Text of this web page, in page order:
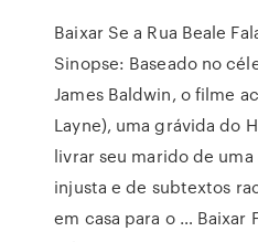
Baixar Se a Rua Beale
Sinopse: Baseado no
James Baldwin, o filme
Layne), uma grávida do
livrar seu marido de
injusta e de subtextos
em casa para o … Baixar